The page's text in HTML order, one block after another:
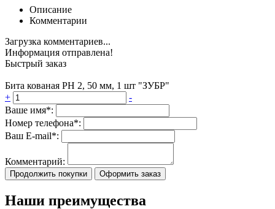
Описание
Комментарии
Загрузка комментариев...
Информация отправлена!
Быстрый заказ
Бита кованая РН 2, 50 мм, 1 шт "ЗУБР"
+
-
Ваше имя*:
Номер телефона*:
Ваш E-mail*:
Комментарий:
Продолжить покупки Оформить заказ
Наши преимущества